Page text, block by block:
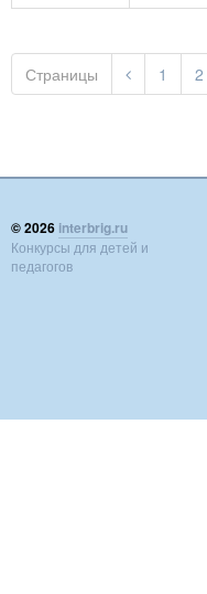
Страницы 1 2
© 2026 interbrig.ru
Конкурсы для детей и
педагогов